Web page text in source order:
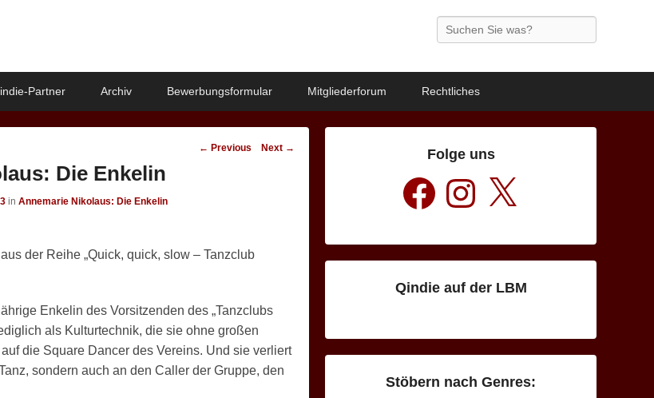
Search
Partner Archiv Bewerbungsformular Mitgliederforum Rechtliches
Image
← Previous Next →
Die Enkelin
in Annemarie Nikolaus: Die Enkelin
der Reihe „Quick, quick, slow – Tanzclub
Enkelin des Vorsitzenden des „Tanzclubs
als Kulturtechnik, die sie ohne großen
die Square Dancer des Vereins. Und sie verliert
sondern auch an den Caller der Gruppe, den
Folge uns
Facebook Instagram
Qindie auf der LBM
Stöbern nach Genres: